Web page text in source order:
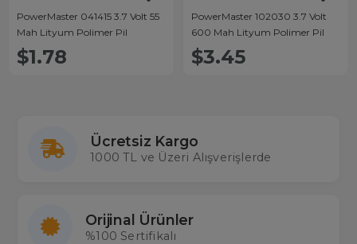
PowerMaster 041415 3.7 Volt 55
Mah Lityum Polimer Pil
$1.78
PowerMaster 102030 3.7 Volt
600 Mah Lityum Polimer Pil
$3.45
Ücretsiz Kargo
1000 TL ve Üzeri Alışverişlerde
Orijinal Ürünler
%100 Sertifikalı